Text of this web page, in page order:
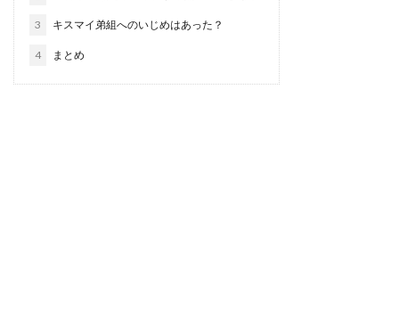
3 キスマイ弟組へのいじめはあった？
4 まとめ